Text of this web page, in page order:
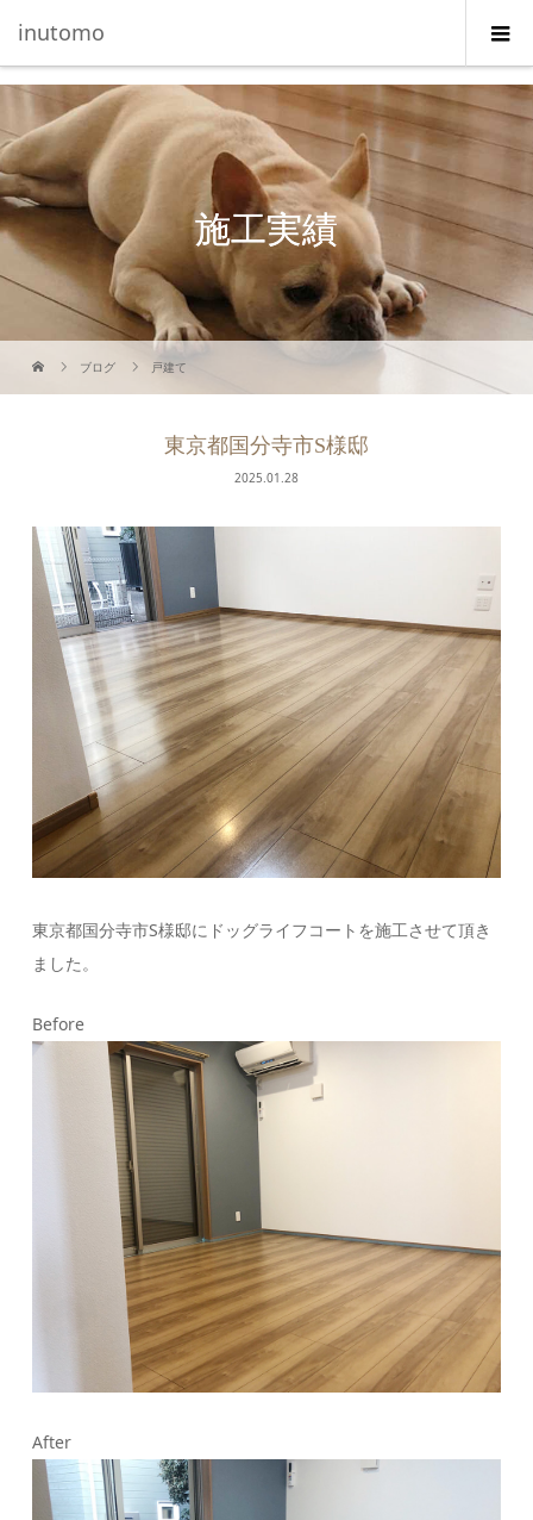
inutomo
施工実績
ブログ 戸建て
東京都国分寺市S様邸
2025.01.28
東京都国分寺市S様邸にドッグライフコートを施工させて頂き
ました。
Before
After